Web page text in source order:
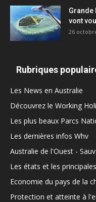
Grande
vont
26
Rubriques
Les News en Australie
Découvrez le Working
Les plus beaux Parcs
Les dernières infos Whv
Australie de l'Ouest -
Les états et les
Economie du pays de la
Protection et atteinte à